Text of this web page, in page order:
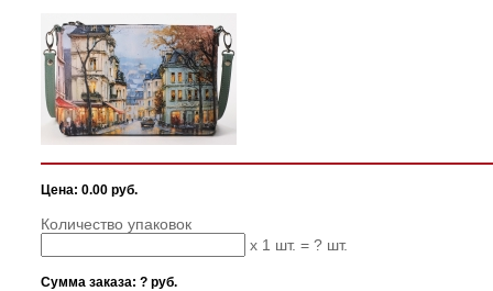
Цена: 0.00 руб.
Количество упаковок
x 1 шт. = ? шт.
Сумма заказа: ? руб.